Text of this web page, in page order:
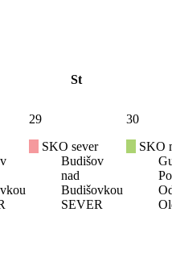
St
29
SKO sever
Budišov
nad
Budišovkou
SEVER
30
SKO